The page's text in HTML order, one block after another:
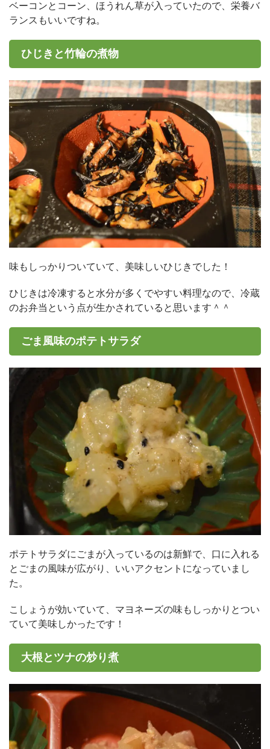
ベーコンとコーン、ほうれん草が入っていたので、栄養バ
ランスもいいですね。
ひじきと竹輪の煮物
味もしっかりついていて、美味しいひじきでした！
ひじきは冷凍すると水分が多くでやすい料理なので、冷蔵
のお弁当という点が生かされていると思います＾＾
ごま風味のポテトサラダ
ポテトサラダにごまが入っているのは新鮮で、口に入れる
とごまの風味が広がり、いいアクセントになっていまし
た。
こしょうが効いていて、マヨネーズの味もしっかりとつい
ていて美味しかったです！
大根とツナの炒り煮